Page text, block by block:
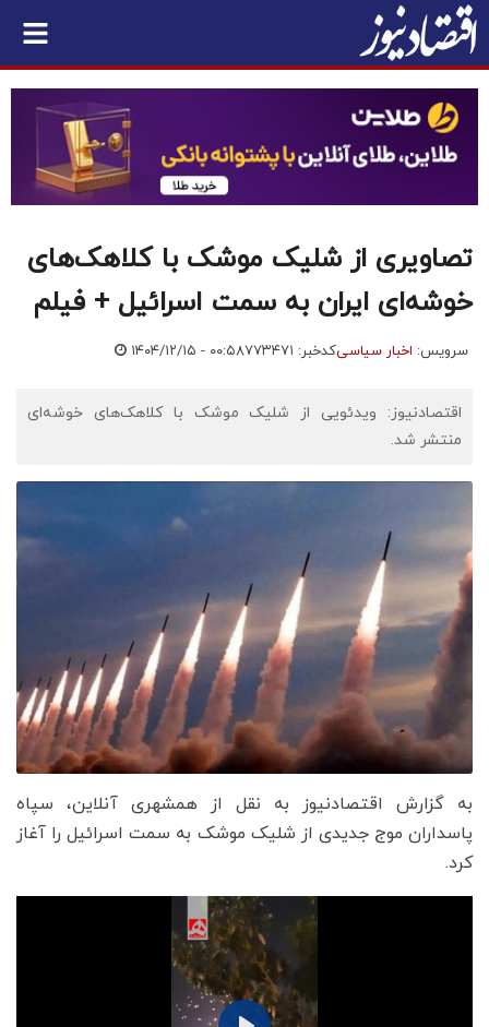
تصاویری از شلیک موشک‌ با کلاهک‌های
خوشه‎‌ای ایران به سمت اسرائیل + فیلم
سرویس: اخبار سیاسیکدخبر: ۷۷۳۴۷۱ ۱۴۰۴/۱۲/۱۵ - ۰۰:۵۸
اقتصادنیوز: ویدئویی از شلیک موشک با کلاهک‌های خوشه‌ای
منتشر شد.
به گزارش اقتصادنیوز به نقل از همشهری آنلاین، سپاه
پاسداران موج جدیدی از شلیک موشک به سمت اسرائیل را آغاز
کرد.